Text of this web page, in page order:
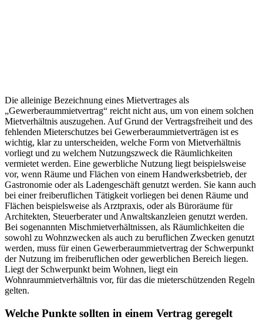
Die alleinige Bezeichnung eines Mietvertrages als
„Gewerberaummietvertrag“ reicht nicht aus, um von einem solchen
Mietverhältnis auszugehen. Auf Grund der Vertragsfreiheit und des
fehlenden Mieterschutzes bei Gewerberaummietverträgen ist es
wichtig, klar zu unterscheiden, welche Form von Mietverhältnis
vorliegt und zu welchem Nutzungszweck die Räumlichkeiten
vermietet werden. Eine gewerbliche Nutzung liegt beispielsweise
vor, wenn Räume und Flächen von einem Handwerksbetrieb, der
Gastronomie oder als Ladengeschäft genutzt werden. Sie kann auch
bei einer freiberuflichen Tätigkeit vorliegen bei denen Räume und
Flächen beispielsweise als Arztpraxis, oder als Büroräume für
Architekten, Steuerberater und Anwaltskanzleien genutzt werden.
Bei sogenannten Mischmietverhältnissen, als Räumlichkeiten die
sowohl zu Wohnzwecken als auch zu beruflichen Zwecken genutzt
werden, muss für einen Gewerberaummietvertrag der Schwerpunkt
der Nutzung im freiberuflichen oder gewerblichen Bereich liegen.
Liegt der Schwerpunkt beim Wohnen, liegt ein
Wohnraummietverhältnis vor, für das die mieterschützenden Regeln
gelten.
Welche Punkte sollten in einem Vertrag geregelt